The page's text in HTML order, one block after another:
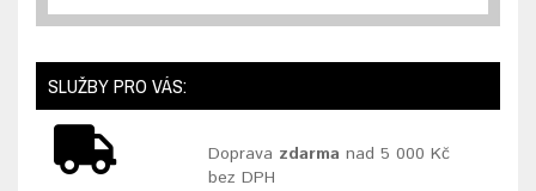
SLUŽBY PRO VÁS:
Doprava zdarma nad 5 000 Kč
bez DPH